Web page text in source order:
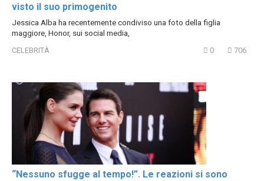
visto il suo primogenito
Jessica Alba ha recentemente condiviso una foto della figlia
maggiore, Honor, sui social media,
CELEBRITÀ 0 706
“Nessuno sfugge al tempo!”. Le reazioni si sono